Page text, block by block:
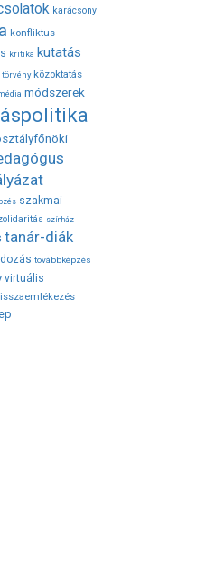
karácsony
konfliktus
kritika kutatás
közoktatás
módszerek
szakmai
színház
tanár-diák
továbbképzés
virtuális